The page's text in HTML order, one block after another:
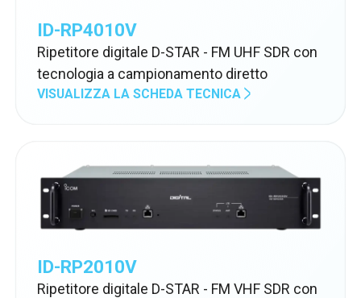
ID-RP4010V
Ripetitore digitale D-STAR - FM UHF SDR con
tecnologia a campionamento diretto
VISUALIZZA LA SCHEDA TECNICA
ID-RP2010V
Ripetitore digitale D-STAR - FM VHF SDR con